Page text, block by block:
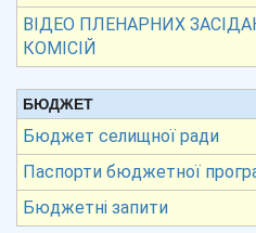
ВІДЕО ПЛЕНАРНИХ
КОМІСІЙ
БЮДЖЕТ
Бюджет селищної ради
Паспорти бюджетної
Бюджетні запити